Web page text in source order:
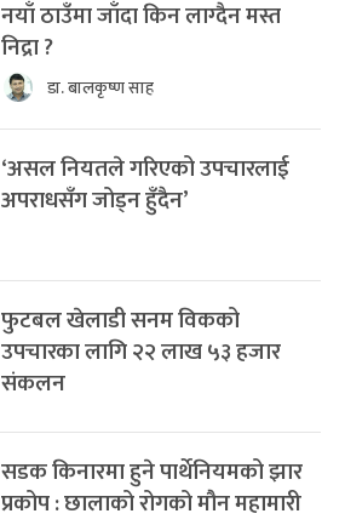
नयाँ ठाउँमा जाँदा किन लाग्दैन मस्त
निद्रा ?
डा. बालकृष्ण साह
‘असल नियतले गरिएको उपचारलाई
अपराधसँग जोड्न हुँदैन’
फुटबल खेलाडी सनम विकको
उपचारका लागि २२ लाख ५३ हजार
संकलन
सडक किनारमा हुने पार्थेनियमको झार
प्रकोप : छालाको रोगको मौन महामारी